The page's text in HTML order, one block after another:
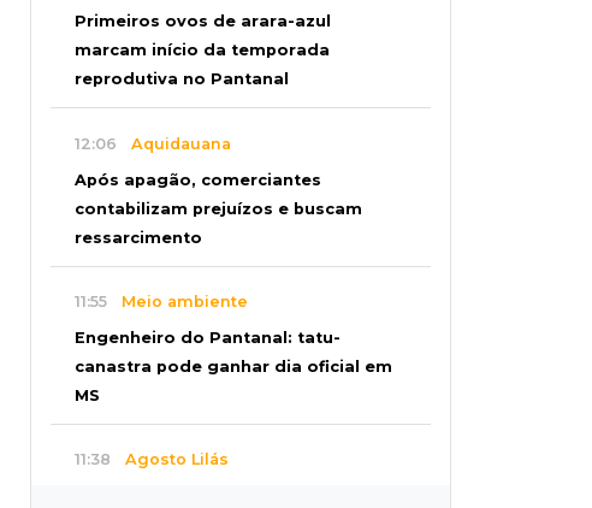
Primeiros ovos de arara-azul
marcam início da temporada
reprodutiva no Pantanal
12:06 Aquidauana
Após apagão, comerciantes
contabilizam prejuízos e buscam
ressarcimento
11:55 Meio ambiente
Engenheiro do Pantanal: tatu-
canastra pode ganhar dia oficial em
MS
11:38 Agosto Lilás